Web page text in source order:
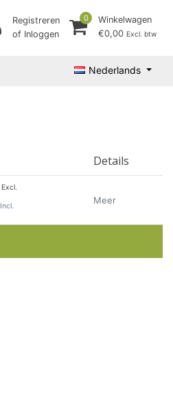
Registreren
of Inloggen
0
Winkelwagen
€0,00 Excl. btw
Nederlands
Details
Excl.
Incl.
Meer